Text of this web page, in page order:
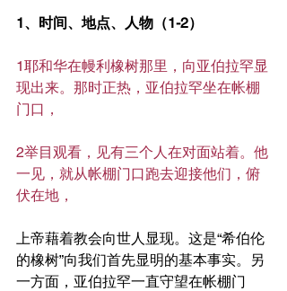
1、时间、地点、人物（1-2）
1耶和华在幔利橡树那里，向亚伯拉罕显
现出来。那时正热，亚伯拉罕坐在帐棚
门口，
2举目观看，见有三个人在对面站着。他
一见，就从帐棚门口跑去迎接他们，俯
伏在地，
上帝藉着教会向世人显现。这是“希伯伦
的橡树”向我们首先显明的基本事实。另
一方面，亚伯拉罕一直守望在帐棚门